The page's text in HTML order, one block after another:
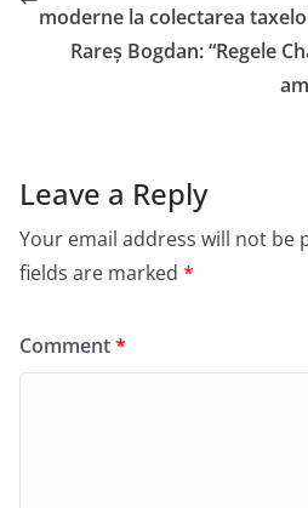
moderne la colectarea
Rareș Bogdan: “Regele
Leave a Reply
Your email address will not be
fields are marked *
Comment*